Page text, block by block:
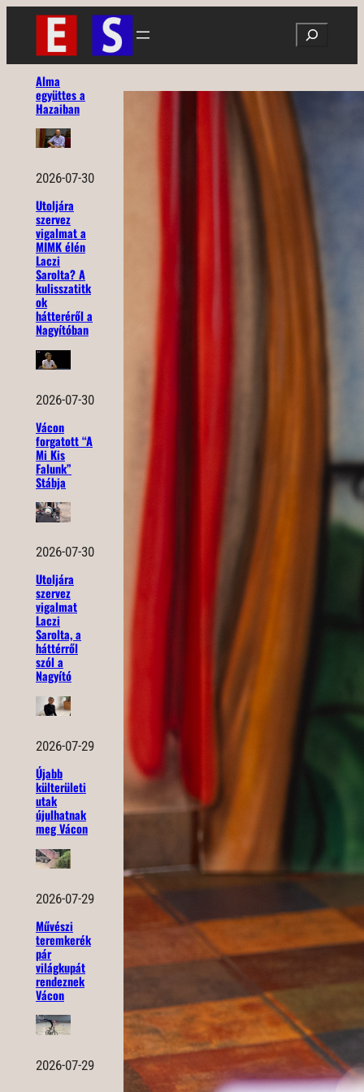
Ugrás
tartalomhoz
Search
Alma
együttes a
Hazaiban
2026-07-30
Utoljára
szervez
vigalmat a
MIMK élén
Laczi
Sarolta? A
kulisszatitk
ok
hátteréről a
Nagyítóban
2026-07-30
Vácon
forgatott “A
Mi Kis
Falunk”
Stábja
2026-07-30
Utoljára
szervez
vigalmat
Laczi
Sarolta, a
háttérről
szól a
Nagyító
2026-07-29
Újabb
külterületi
utak
újulhatnak
meg Vácon
2026-07-29
Művészi
teremkerék
pár
világkupát
rendeznek
Vácon
2026-07-29